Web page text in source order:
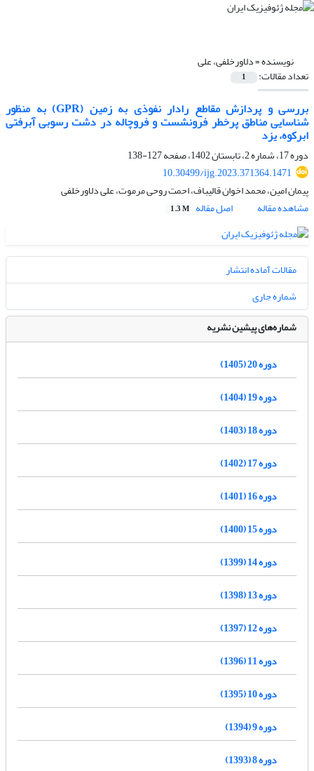
نویسنده =دلاورخلفی، علی
تعداد مقالات: 1
بررسی و پردازش مقاطع رادار نفوذی به زمین (GPR) به منظور
شناسایی مناطق پرخطر فرونشست و فروچاله در دشت رسوبی آبرفتی
ابرکوه، یزد
دوره 17، شماره 2، تابستان 1402، صفحه
127-138
10.30499/ijg.2023.371364.1471
پیمان امین، محمد اخوان قالیباف، احمت روحی مرموت، علی دلاورخلفی
مشاهده مقاله
اصل مقاله 1.3 M
مقالات آماده انتشار
شماره جاری
شماره‌های پیشین نشریه
دوره 20 (1405)
دوره 19 (1404)
دوره 18 (1403)
دوره 17 (1402)
دوره 16 (1401)
دوره 15 (1400)
دوره 14 (1399)
دوره 13 (1398)
دوره 12 (1397)
دوره 11 (1396)
دوره 10 (1395)
دوره 9 (1394)
دوره 8 (1393)